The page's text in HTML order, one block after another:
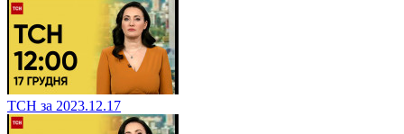
ТСН за 2023.12.17